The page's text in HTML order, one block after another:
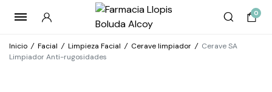
0
Inicio / Facial / Limpieza Facial / Cerave limpiador / Cerave SA
Limpiador Anti-rugosidades